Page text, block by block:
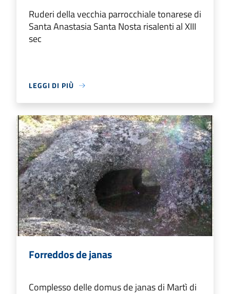
Ruderi della vecchia parrocchiale tonarese di
Santa Anastasia Santa Nosta risalenti al XIII
sec
LEGGI DI PIÙ
Forreddos de janas
Complesso delle domus de janas di Martì di